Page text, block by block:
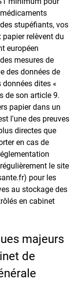
stupéfiants, vos
relèvent du
européen
mesures de
des données de
dites «
de son article 9.
papier dans un
l'une des preuves
directes que
en cas de
le site
pour les
au stockage des
en cabinet
majeurs
de